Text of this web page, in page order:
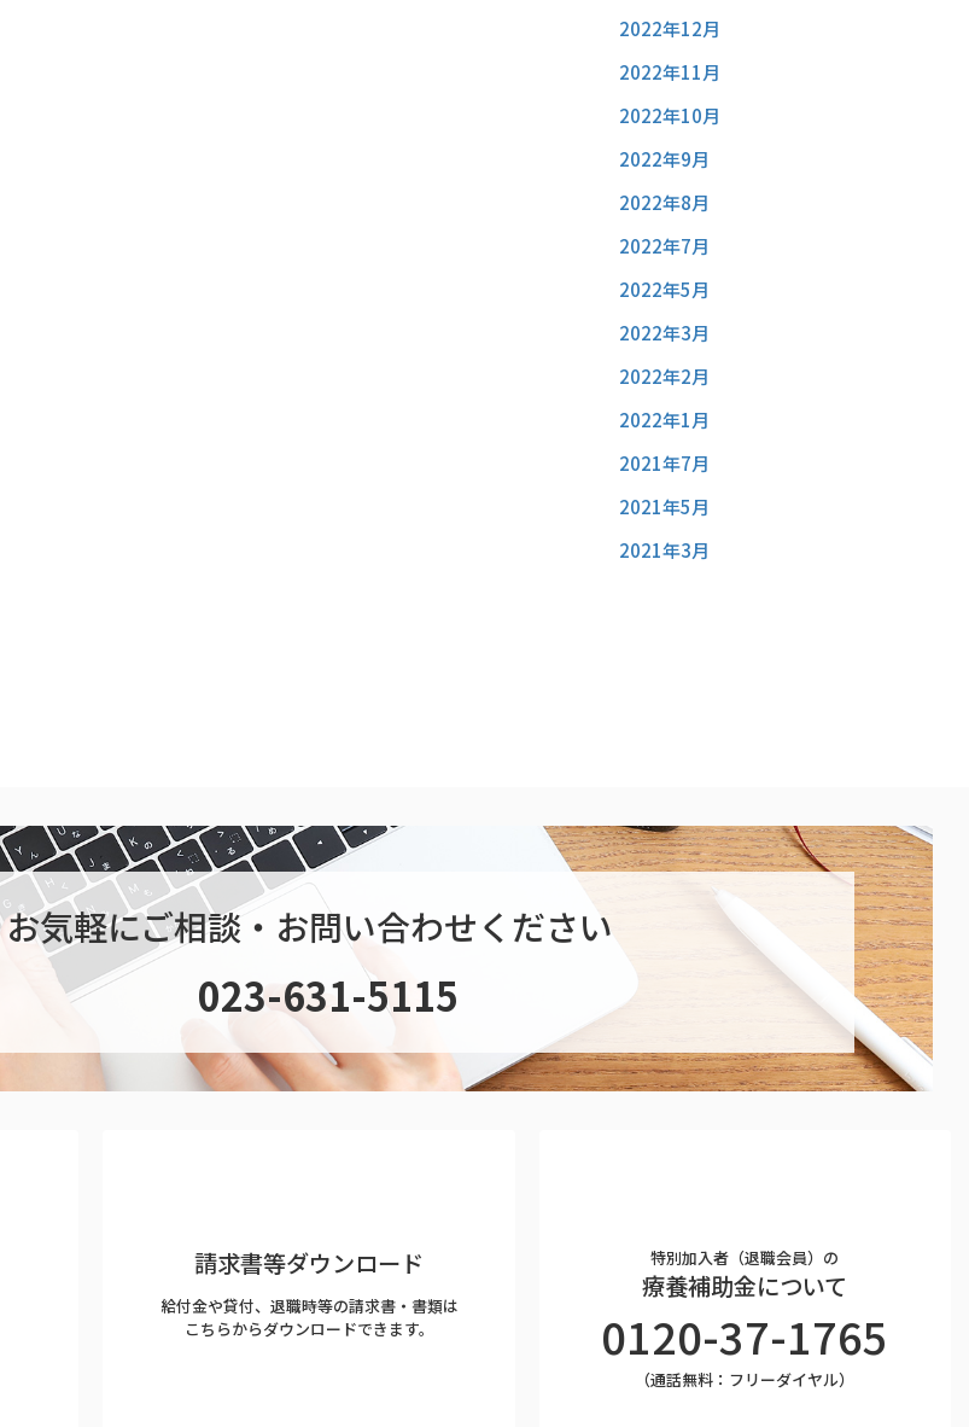
2022年12月
2022年11月
2022年10月
2022年9月
2022年8月
2022年7月
2022年5月
2022年3月
2022年2月
2022年1月
2021年7月
2021年5月
2021年3月
お気軽にご相談・お問い合わせください
023-631-5115
請求書等ダウンロード
給付金や貸付、退職時等の請求書・書類は
こちらからダウンロードできます。
特別加入者（退職会員）の
療養補助金について
0120-37-1765
（通話無料：フリーダイヤル）